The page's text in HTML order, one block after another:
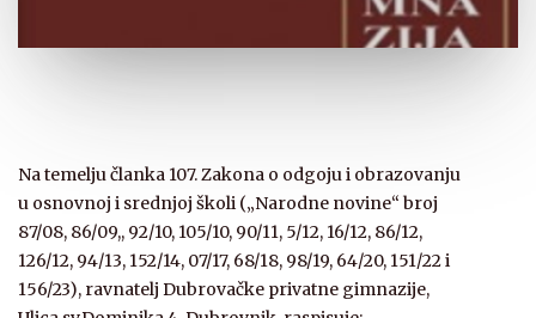
Na temelju članka 107. Zakona o odgoju i obrazovanju
u osnovnoj i srednjoj školi („Narodne novine“ broj
87/08, 86/09,, 92/10, 105/10, 90/11, 5/12, 16/12, 86/12,
126/12, 94/13, 152/14, 07/17, 68/18, 98/19, 64/20, 151/22 i
156/23), ravnatelj Dubrovačke privatne gimnazije,